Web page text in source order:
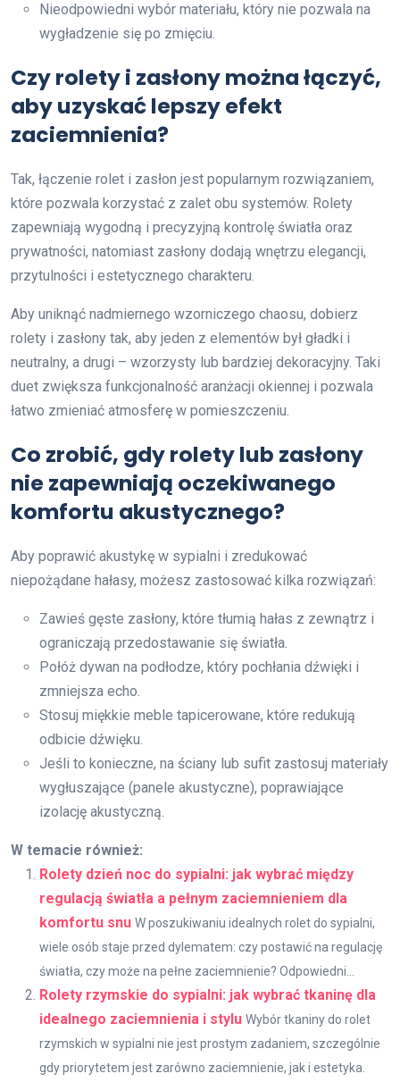
Nieodpowiedni wybór materiału, który nie pozwala na
wygładzenie się po zmięciu.
Czy rolety i zasłony można łączyć,
aby uzyskać lepszy efekt
zaciemnienia?
Tak, łączenie rolet i zasłon jest popularnym rozwiązaniem,
które pozwala korzystać z zalet obu systemów. Rolety
zapewniają wygodną i precyzyjną kontrolę światła oraz
prywatności, natomiast zasłony dodają wnętrzu elegancji,
przytulności i estetycznego charakteru.
Aby uniknąć nadmiernego wzorniczego chaosu, dobierz
rolety i zasłony tak, aby jeden z elementów był gładki i
neutralny, a drugi – wzorzysty lub bardziej dekoracyjny. Taki
duet zwiększa funkcjonalność aranżacji okiennej i pozwala
łatwo zmieniać atmosferę w pomieszczeniu.
Co zrobić, gdy rolety lub zasłony
nie zapewniają oczekiwanego
komfortu akustycznego?
Aby poprawić akustykę w sypialni i zredukować
niepożądane hałasy, możesz zastosować kilka rozwiązań:
Zawieś gęste zasłony, które tłumią hałas z zewnątrz i
ograniczają przedostawanie się światła.
Połóż dywan na podłodze, który pochłania dźwięki i
zmniejsza echo.
Stosuj miękkie meble tapicerowane, które redukują
odbicie dźwięku.
Jeśli to konieczne, na ściany lub sufit zastosuj materiały
wygłuszające (panele akustyczne), poprawiające
izolację akustyczną.
W temacie również:
Rolety dzień noc do sypialni: jak wybrać między
regulacją światła a pełnym zaciemnieniem dla
komfortu snu W poszukiwaniu idealnych rolet do sypialni,
wiele osób staje przed dylematem: czy postawić na regulację
światła, czy może na pełne zaciemnienie? Odpowiedni...
Rolety rzymskie do sypialni: jak wybrać tkaninę dla
idealnego zaciemnienia i stylu Wybór tkaniny do rolet
rzymskich w sypialni nie jest prostym zadaniem, szczególnie
gdy priorytetem jest zarówno zaciemnienie, jak i estetyka.